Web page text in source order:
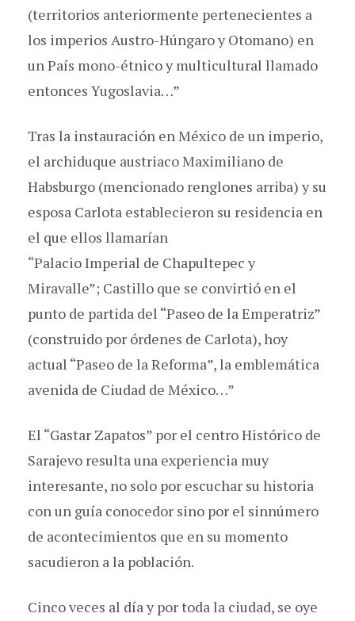
(territorios anteriormente pertenecientes a
los imperios Austro-Húngaro y Otomano) en
un País mono-étnico y multicultural llamado
entonces Yugoslavia…”
Tras la instauración en México de un imperio,
el archiduque austriaco Maximiliano de
Habsburgo (mencionado renglones arriba) y su
esposa Carlota establecieron su residencia en
el que ellos llamarían
“Palacio Imperial de Chapultepec y
Miravalle”; Castillo que se convirtió en el
punto de partida del “Paseo de la Emperatriz”
(construido por órdenes de Carlota), hoy
actual “Paseo de la Reforma”, la emblemática
avenida de Ciudad de México…”
El “Gastar Zapatos” por el centro Histórico de
Sarajevo resulta una experiencia muy
interesante, no solo por escuchar su historia
con un guía conocedor sino por el sinnúmero
de acontecimientos que en su momento
sacudieron a la población.
Cinco veces al día y por toda la ciudad, se oye